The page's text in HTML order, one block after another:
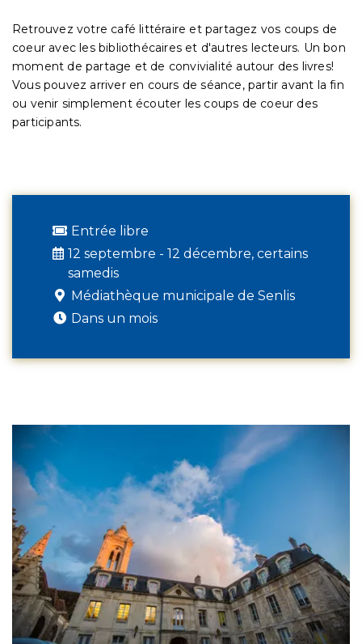
Retrouvez votre café littéraire et partagez vos coups de
coeur avec les bibliothécaires et d'autres lecteurs. Un bon
moment de partage et de convivialité autour des livres!
Vous pouvez arriver en cours de séance, partir avant la fin
ou venir simplement écouter les coups de coeur des
participants.
Entrée libre
12 septembre - 12 décembre, certains
samedis
Médiathèque municipale de Senlis
Dans un mois